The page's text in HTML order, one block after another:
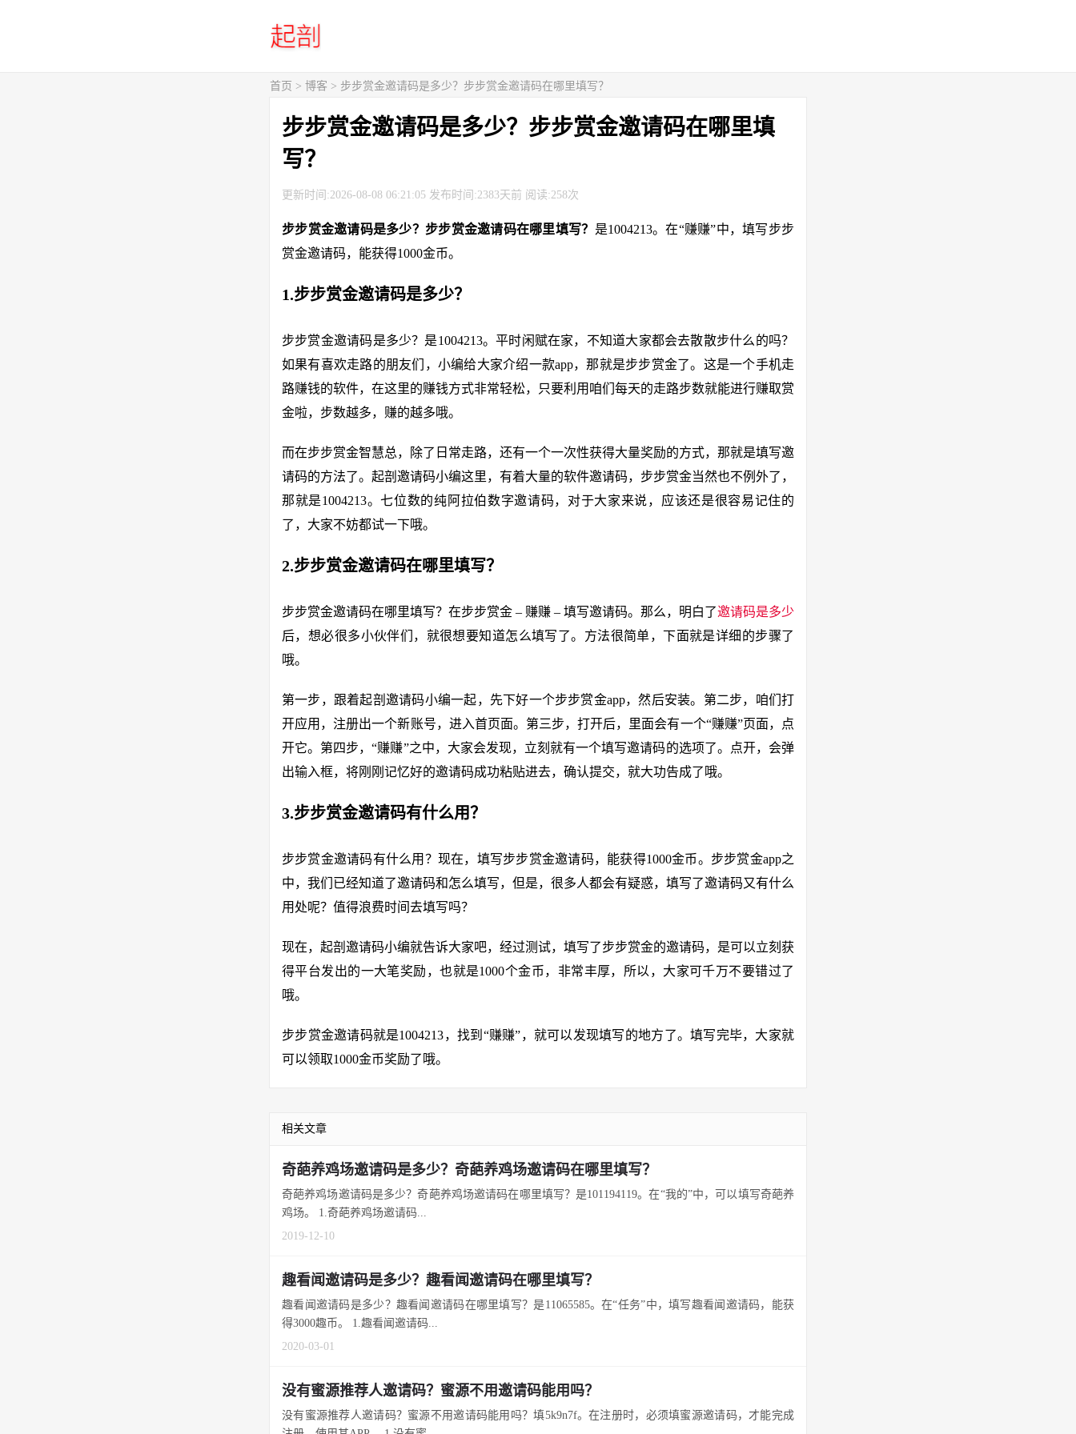
首页 > 博客 > 步步赏金邀请码是多少？步步赏金邀请码在哪里填写？
步步赏金邀请码是多少？步步赏金邀请码在哪里填
写？
更新时间:2026-08-08 06:21:05 发布时间:2383天前 阅读:258次
步步赏金邀请码是多少？步步赏金邀请码在哪里填写？ 是1004213。在“赚赚”中，填写步步
赏金邀请码，能获得1000金币。
1.步步赏金邀请码是多少？
步步赏金邀请码是多少？是1004213。平时闲赋在家，不知道大家都会去散散步什么的吗？
如果有喜欢走路的朋友们，小编给大家介绍一款app，那就是步步赏金了。这是一个手机走
路赚钱的软件，在这里的赚钱方式非常轻松，只要利用咱们每天的走路步数就能进行赚取赏
金啦，步数越多，赚的越多哦。
而在步步赏金智慧总，除了日常走路，还有一个一次性获得大量奖励的方式，那就是填写邀
请码的方法了。起剖邀请码小编这里，有着大量的软件邀请码，步步赏金当然也不例外了，
那就是1004213。七位数的纯阿拉伯数字邀请码，对于大家来说，应该还是很容易记住的
了，大家不妨都试一下哦。
2.步步赏金邀请码在哪里填写？
步步赏金邀请码在哪里填写？在步步赏金 – 赚赚 – 填写邀请码。那么，明白了邀请码是多少
后，想必很多小伙伴们，就很想要知道怎么填写了。方法很简单，下面就是详细的步骤了
哦。
第一步，跟着起剖邀请码小编一起，先下好一个步步赏金app，然后安装。第二步，咱们打
开应用，注册出一个新账号，进入首页面。第三步，打开后，里面会有一个“赚赚”页面，点
开它。第四步，“赚赚”之中，大家会发现，立刻就有一个填写邀请码的选项了。点开，会弹
出输入框，将刚刚记忆好的邀请码成功粘贴进去，确认提交，就大功告成了哦。
3.步步赏金邀请码有什么用？
步步赏金邀请码有什么用？现在，填写步步赏金邀请码，能获得1000金币。步步赏金app之
中，我们已经知道了邀请码和怎么填写，但是，很多人都会有疑惑，填写了邀请码又有什么
用处呢？值得浪费时间去填写吗？
现在，起剖邀请码小编就告诉大家吧，经过测试，填写了步步赏金的邀请码，是可以立刻获
得平台发出的一大笔奖励，也就是1000个金币，非常丰厚，所以，大家可千万不要错过了
哦。
步步赏金邀请码就是1004213，找到“赚赚”，就可以发现填写的地方了。填写完毕，大家就
可以领取1000金币奖励了哦。
相关文章
奇葩养鸡场邀请码是多少？奇葩养鸡场邀请码在哪里填写？
奇葩养鸡场邀请码是多少？奇葩养鸡场邀请码在哪里填写？是101194119。在“我的”中，可以填写奇葩养
鸡场。 1.奇葩养鸡场邀请码...
2019-12-10
趣看闻邀请码是多少？趣看闻邀请码在哪里填写？
趣看闻邀请码是多少？趣看闻邀请码在哪里填写？是11065585。在“任务”中，填写趣看闻邀请码，能获
得3000趣币。 1.趣看闻邀请码...
2020-03-01
没有蜜源推荐人邀请码？蜜源不用邀请码能用吗？
没有蜜源推荐人邀请码？蜜源不用邀请码能用吗？填5k9n7f。在注册时，必须填蜜源邀请码，才能完成